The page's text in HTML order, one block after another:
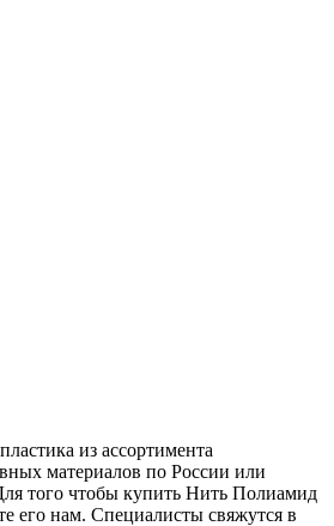
из ассортимента
материалов по России или
того чтобы купить Нить Полиамид
его нам. Специалисты свяжутся в